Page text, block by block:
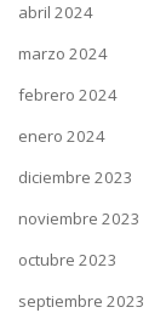
abril 2024
marzo 2024
febrero 2024
enero 2024
diciembre 2023
noviembre 2023
octubre 2023
septiembre 2023